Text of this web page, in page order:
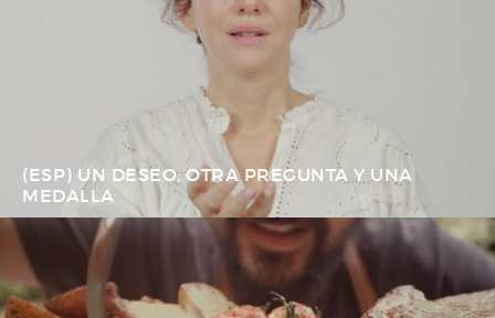
(ESP) UN DESEO, OTRA PREGUNTA Y UNA
MEDALLA